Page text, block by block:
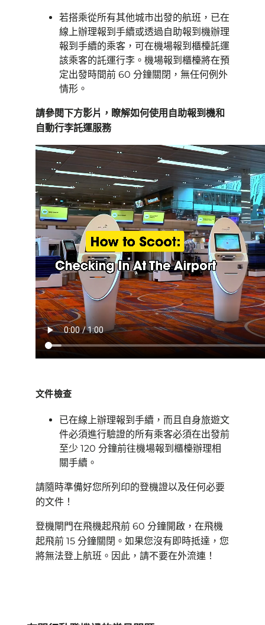
若搭乘從所有其他城市出發的航班，已在
線上辦理報到手續或透過自助報到機辦理
報到手續的乘客，可在機場報到櫃檯託運
該乘客的託運行李。機場報到櫃檯將在預
定出發時間前 60 分鐘關閉，無任何例外
情形。
請參閱下方影片，瞭解如何使用自助報到機和
自動行李託運服務
文件檢查
已在線上辦理報到手續，而且自身旅遊文
件必須進行驗證的所有乘客必須在出發前
至少 120 分鐘前往機場報到櫃檯辦理相
關手續。
請隨時準備好您所列印的登機證以及任何必要
的文件！
登機閘門在飛機起飛前 60 分鐘開啟，在飛機
起飛前 15 分鐘關閉。如果您沒有即時抵達，您
將無法登上航班。因此，請不要在外流連！